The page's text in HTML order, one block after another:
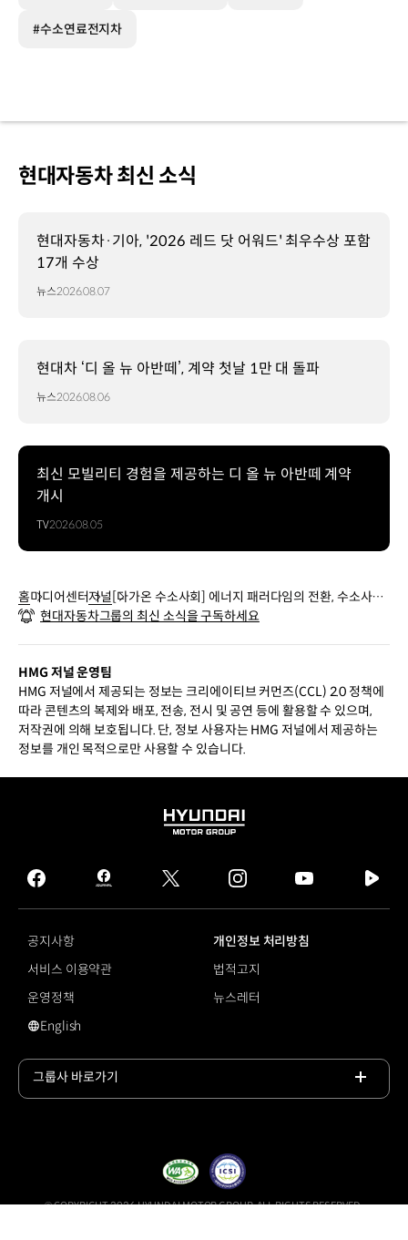
#수소연료전지차
현대자동차 최신 소식
현대자동차·기아, '2026 레드 닷 어워드' 최우수상 포함
17개 수상
뉴스2026.08.07
현대차 ‘디 올 뉴 아반떼’, 계약 첫날 1만 대 돌파
뉴스2026.08.06
최신 모빌리티 경험을 제공하는 디 올 뉴 아반떼 계약
개시
TV2026.08.05
홈미디어센터저널 [다가온 수소사회] 에너지 패러다임의 전환, 수소사회
로 가는 세계
현대자동차그룹의 최신 소식을 구독하세요
HMG 저널 운영팀
HMG 저널에서 제공되는 정보는 크리에이티브 커먼즈(CCL) 2.0 정책에
따라 콘텐츠의 복제와 배포, 전송, 전시 및 공연 등에 활용할 수 있으며,
저작권에 의해 보호됩니다. 단, 정보 사용자는 HMG 저널에서 제공하는
정보를 개인 목적으로만 사용할 수 있습니다.
HYUNDAI
GROUP
facebook
hmg
journal
twitter instagram
tv
공지사항
개인정보 처리방침
서비스 이용약관
법적고지
운영정책
뉴스레터
영문 사이트로 이동
English
그룹사 바로가기
© COPYRIGHT 2026 HYUNDAI MOTOR GROUP, ALL RIGHTS RESERVED.